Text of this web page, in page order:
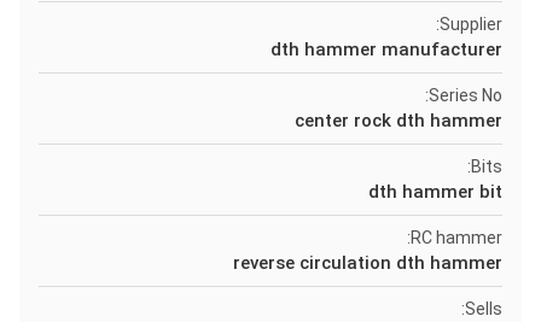
Supplier:
dth hammer manufacturer
Series No:
center rock dth hammer
Bits:
dth hammer bit
RC hammer:
reverse circulation dth hammer
Sells: